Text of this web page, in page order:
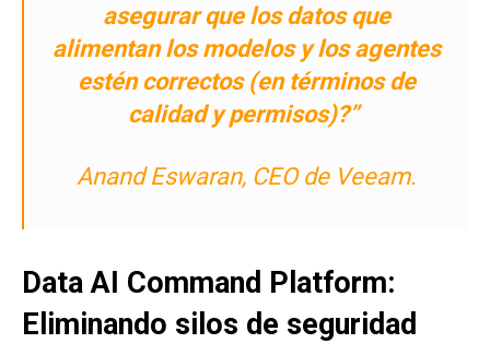
asegurar que los datos que
alimentan los modelos y los agentes
estén correctos (en términos de
calidad y permisos)?”
Anand Eswaran, CEO de Veeam.
Data AI Command Platform:
Eliminando silos de seguridad